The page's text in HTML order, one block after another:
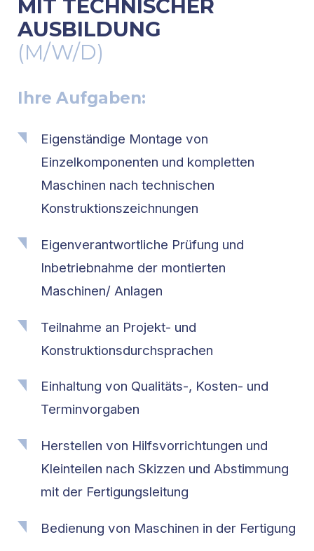
MIT TECHNISCHER
AUSBILDUNG
(M/W/D)
Ihre Aufgaben:
Eigenständige Montage von
Einzelkomponenten und kompletten
Maschinen nach technischen
Konstruktionszeichnungen
Eigenverantwortliche Prüfung und
Inbetriebnahme der montierten
Maschinen/ Anlagen
Teilnahme an Projekt- und
Konstruktionsdurchsprachen
Einhaltung von Qualitäts-, Kosten- und
Terminvorgaben
Herstellen von Hilfsvorrichtungen und
Kleinteilen nach Skizzen und Abstimmung
mit der Fertigungsleitung
Bedienung von Maschinen in der Fertigung